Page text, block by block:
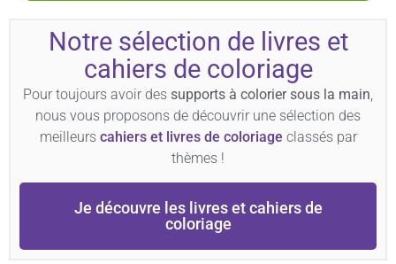
Notre sélection de livres et
cahiers de coloriage
Pour toujours avoir des supports à colorier sous la main,
nous vous proposons de découvrir une sélection des
meilleurs cahiers et livres de coloriage classés par
thèmes !
Je découvre les livres et cahiers de
coloriage